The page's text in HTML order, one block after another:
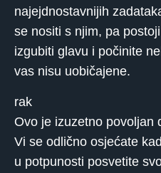
najejdnostavnijih
se nositi s njim, pa
izgubiti glavu i počinite
vas nisu uobičajene.
rak
Ovo je izuzetno povoljan
Vi se odlično osjećate
u potpunosti posvetite